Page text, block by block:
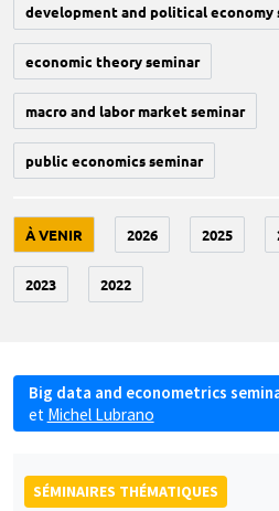
development and political economy
economic theory seminar
macro and labor market seminar
public economics seminar
À VENIR 2026 2025
2023 2022
Big data and econometrics
et Michel Lubrano
SÉMINAIRES THÉMATIQUES